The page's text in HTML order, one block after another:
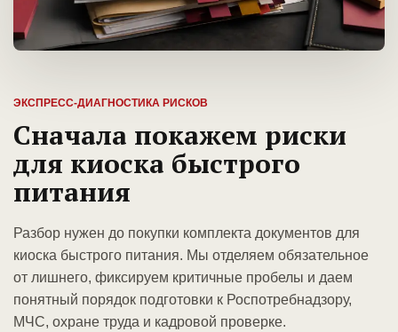
ЭКСПРЕСС-ДИАГНОСТИКА РИСКОВ
Сначала покажем риски
для киоска быстрого
питания
Разбор нужен до покупки комплекта документов для
киоска быстрого питания. Мы отделяем обязательное
от лишнего, фиксируем критичные пробелы и даем
понятный порядок подготовки к Роспотребнадзору,
МЧС, охране труда и кадровой проверке.